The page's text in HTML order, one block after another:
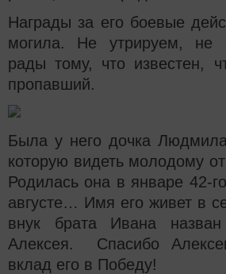
Награды за его боевые
могила. Не утрируем, не
рады тому, что известен,
пропавший.
Была у него дочка
которую видеть молодому
Родилась она в январе 42-
августе… Имя его живет в
внук брата Ивана
Алексея. Спасибо
вклад его в Победу!